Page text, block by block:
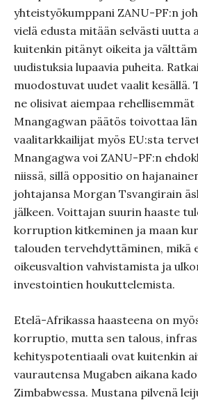
yhteistyökumppani ZANU-PF:n
vielä edusta mitään selvästi uutta
kuitenkin pitänyt oikeita ja
uudistuksia lupaavia puheita.
muodostuvat uudet vaalit kesällä.
ne olisivat aiempaa rehellisemmät
Mnangagwan päätös toivottaa
vaalitarkkailijat myös EU:sta
Mnangagwa voi ZANU-PF:n
niissä, sillä oppositio on
johtajansa Morgan Tsvangirain
jälkeen. Voittajan suurin haaste
korruption kitkeminen ja maan
talouden tervehdyttäminen, mikä
oikeusvaltion vahvistamista ja
investointien houkuttelemista.
Etelä-Afrikassa haasteena on
korruptio, mutta sen talous,
kehityspotentiaali ovat kuitenkin
vaurautensa Mugaben aikana
Zimbabwessa. Mustana pilvenä